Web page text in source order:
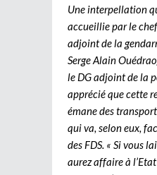
Une interpellation
accueillie par le
adjoint de la
Serge Alain
le DG adjoint de la
apprécié que cette
émane des
qui va, selon eux,
des FDS. « Si vous
aurez affaire à